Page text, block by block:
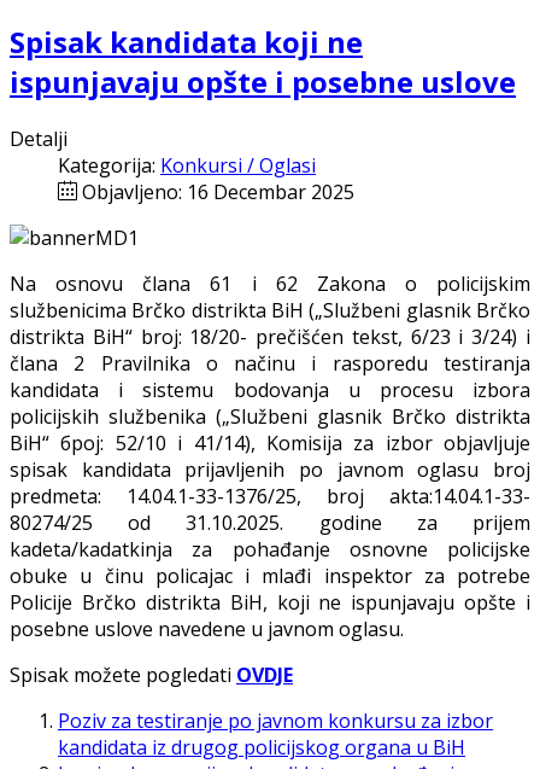
Spisak kandidata koji ne
ispunjavaju opšte i posebne uslove
Detalji
Kategorija: Konkursi / Oglasi
Objavljeno: 16 Decembar 2025
Na osnovu člana 61 i 62 Zakona o policijskim
službenicima Brčko distrikta BiH („Službeni glasnik Brčko
distrikta BiH“ broj: 18/20- prečišćen tekst, 6/23 i 3/24) i
člana 2 Pravilnika o načinu i rasporedu testiranja
kandidata i sistemu bodovanja u procesu izbora
policijskih službenika („Službeni glasnik Brčko distrikta
BiH“ број: 52/10 i 41/14), Komisija za izbor objavljuje
spisak kandidata prijavljenih po javnom oglasu broj
predmeta: 14.04.1-33-1376/25, broj akta:14.04.1-33-
80274/25 od 31.10.2025. godine za prijem
kadeta/kadatkinja za pohađanje osnovne policijske
obuke u činu policajac i mlađi inspektor za potrebe
Policije Brčko distrikta BiH, koji ne ispunjavaju opšte i
posebne uslove navedene u javnom oglasu.
Spisak možete pogledati OVDJE
Poziv za testiranje po javnom konkursu za izbor
kandidata iz drugog policijskog organa u BiH